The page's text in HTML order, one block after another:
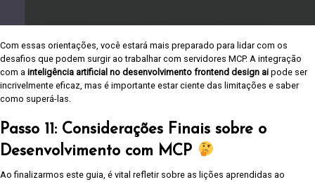
Com essas orientações, você estará mais preparado para lidar com os
desafios que podem surgir ao trabalhar com servidores MCP. A integração
com a inteligência artificial no desenvolvimento frontend design ai pode ser
incrivelmente eficaz, mas é importante estar ciente das limitações e saber
como superá-las.
Passo 11: Considerações Finais sobre o
Desenvolvimento com MCP
Ao finalizarmos este guia, é vital refletir sobre as lições aprendidas ao